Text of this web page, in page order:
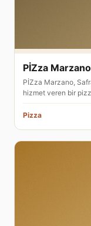
PİZza Marzano
PİZza Marzano,
hizmet veren bir
Pizza